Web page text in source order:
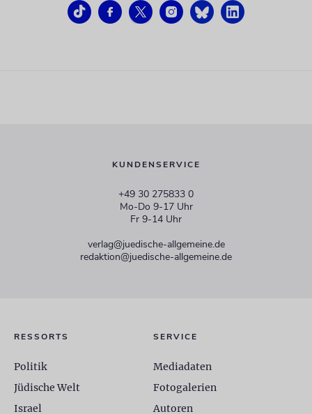
KUNDENSERVICE
+49 30 275833 0
Mo-Do 9-17 Uhr
Fr 9-14 Uhr
verlag@juedische-allgemeine.de
redaktion@juedische-allgemeine.de
RESSORTS
Politik
Jüdische Welt
Israel
SERVICE
Mediadaten
Fotogalerien
Autoren